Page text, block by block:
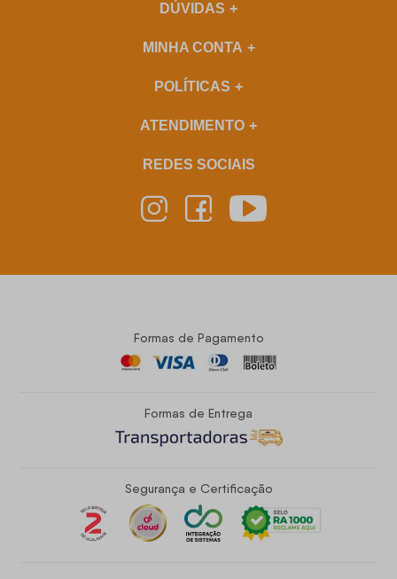
DÚVIDAS
MINHA CONTA
POLÍTICAS
ATENDIMENTO
REDES SOCIAIS
Formas de Pagamento
Formas de Entrega
Segurança e Certificação